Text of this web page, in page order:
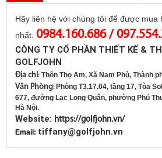
Hãy liên hệ với chúng tôi để được mua
nhất. 0984.160.686 /
CÔNG TY CỔ PHẦN THIẾT KẾ &
GOLFJOHN
Địa chỉ: Thôn Thọ Am, Xã Nam Phù, Thành
Văn Phòng:Phòng T3.17.04, tầng 17, Tòa
677, đường Lạc Long Quân, phường Phú
Hà Nội.
Website: https://golfjohn.vn/
Email: tiffany@golfjohn.vn